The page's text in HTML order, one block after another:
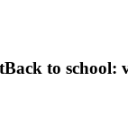
Back to school: